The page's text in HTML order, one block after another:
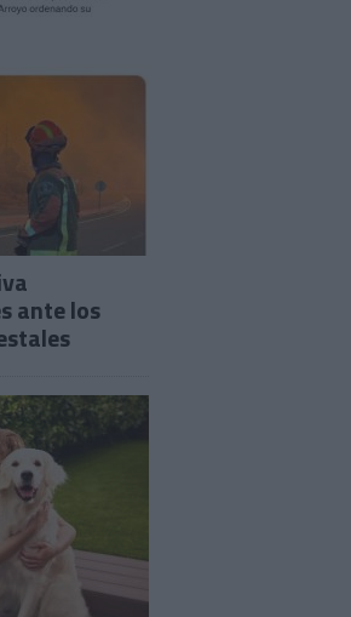
ante los